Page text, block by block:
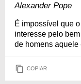
Alexander Pope
É impossível que
interesse pelo
de homens aquele
COPIAR